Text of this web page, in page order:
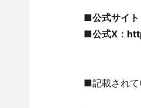
■公式サイト
■公式X：
■記載されて